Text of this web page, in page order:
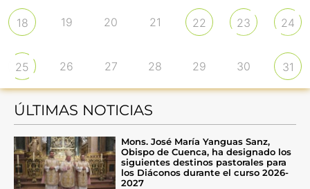
18 19 20 21 22 23 24
25 26 27 28 29 30 31
ÚLTIMAS NOTICIAS
Mons. José María Yanguas Sanz,
Obispo de Cuenca, ha designado los
siguientes destinos pastorales para
los Diáconos durante el curso 2026-
2027